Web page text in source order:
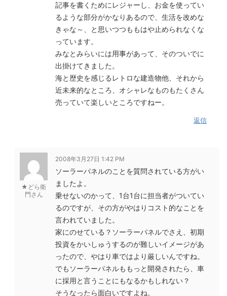
記事を書くためにレジャーし、お金を使ってい
るような部分がかなりあるので、生活を改めな
きゃな～、と思いつつももはや止められなくな
っています。
みなとみらいには用事があって、そのついでに
出掛けてきました。
海と歴史を感じるレトロな建造物他、それから
近未来的なところ、オシャレなものもたくさん
売っていて楽しいところですねー。
返信
★どら衛
門さん
2008年3月27日 1:42 PM
ソーラーパネルのことを質問されている方がい
ましたよ。
乗せないのかって、1台1台に担当者がついてい
るのですが、その方がやはりコスト的なことを
言われていました。
家にのせている？ソーラーパネルでさえ、初期
投資をかいしゅうするのが難しいイメージがあ
ったので、やはり車ではより厳しいんですね。
でもソーラーパネルももっと開発されたら、車
に採用と言うことにもなるかもしれない？
そうなったら面白いですよね。